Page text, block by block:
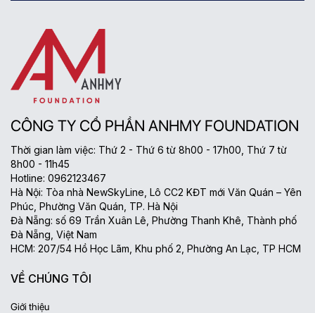
CÔNG TY CỔ PHẦN ANHMY FOUNDATION
Thời gian làm việc: Thứ 2 - Thứ 6 từ 8h00 - 17h00, Thứ 7 từ
8h00 - 11h45
Hotline: 0962123467
Hà Nội: Tòa nhà NewSkyLine, Lô CC2 KĐT mới Văn Quán – Yên
Phúc, Phường Văn Quán, TP. Hà Nội
Đà Nẵng: số 69 Trần Xuân Lê, Phường Thanh Khê, Thành phố
Đà Nẵng, Việt Nam
HCM: 207/54 Hồ Học Lãm, Khu phố 2, Phường An Lạc, TP HCM
VỀ CHÚNG TÔI
Giới thiệu